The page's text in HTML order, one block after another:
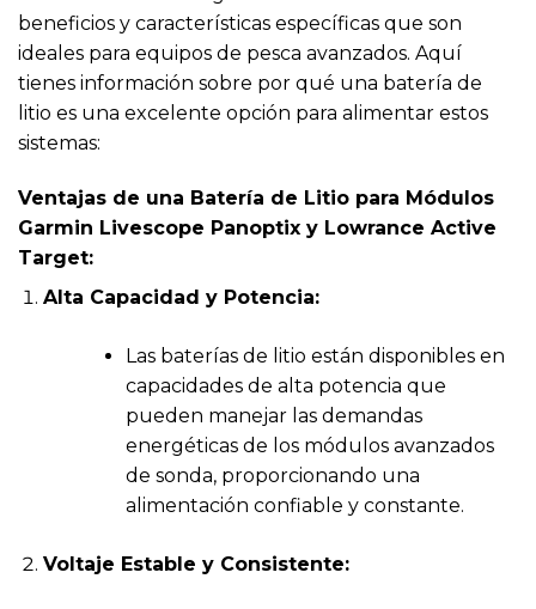
beneficios y características específicas que son
ideales para equipos de pesca avanzados. Aquí
tienes información sobre por qué una batería de
litio es una excelente opción para alimentar estos
sistemas:
Ventajas de una Batería de Litio para Módulos
Garmin Livescope Panoptix y Lowrance Active
Target:
Alta Capacidad y Potencia:
Las baterías de litio están disponibles en
capacidades de alta potencia que
pueden manejar las demandas
energéticas de los módulos avanzados
de sonda, proporcionando una
alimentación confiable y constante.
Voltaje Estable y Consistente: